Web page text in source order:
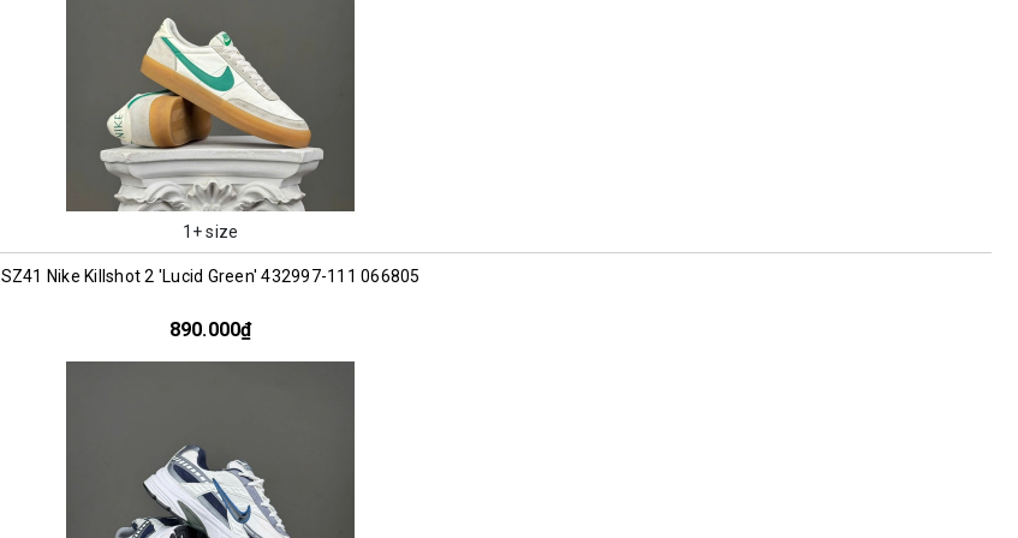
1+ size
SZ41 Nike Killshot 2 'Lucid Green' 432997-111 066805
890.000₫